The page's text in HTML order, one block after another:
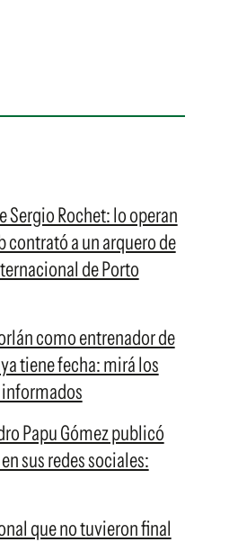
Sergio Rochet: lo operan
contrató a un arquero de
de Porto
como entrenador de
tiene fecha: mirá los
Papu Gómez publicó
sus redes sociales:
que no tuvieron final